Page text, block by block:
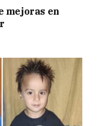
mejoras en